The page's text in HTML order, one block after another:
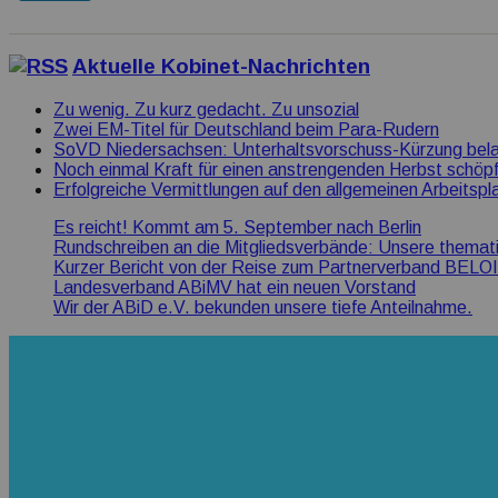
Aktuelle Kobinet-Nachrichten
Zu wenig. Zu kurz gedacht. Zu unsozial
Zwei EM-Titel für Deutschland beim Para-Rudern
SoVD Niedersachsen: Unterhaltsvorschuss-Kürzung
Noch einmal Kraft für einen anstrengenden Herbst
Erfolgreiche Vermittlungen auf den allgemeinen
Es reicht! Kommt am 5. September nach Berlin
Rundschreiben an die Mitgliedsverbände: Unsere
Kurzer Bericht von der Reise zum Partnerverband BELOI
Landesverband ABiMV hat ein neuen Vorstand
Wir der ABiD e.V. bekunden unsere tiefe Anteilnahme.